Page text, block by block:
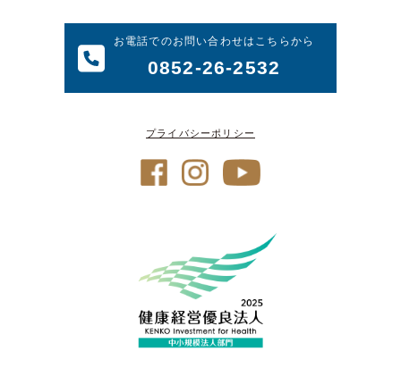
お電話でのお問い合わせはこちらから
0852-26-2532
プライバシーポリシー